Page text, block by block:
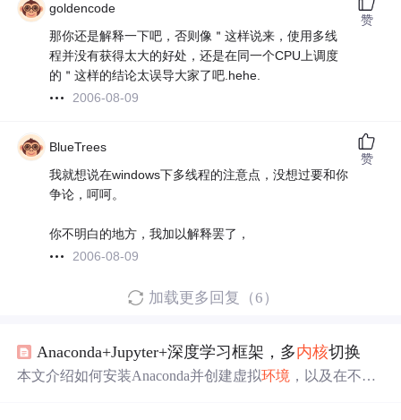
goldencode
那你还是解释一下吧，否则像＂这样说来，使用多线
程并没有获得太大的好处，还是在同一个CPU上调度
的＂这样的结论太误导大家了吧.hehe.
2006-08-09
赞
BlueTrees
我就想说在windows下多线程的注意点，没想过要和你
争论，呵呵。
你不明白的地方，我加以解释罢了，
2006-08-09
赞
加载更多回复（6）
Anaconda+Jupyter+深度学习框架，多内核切换
本文介绍如何安装Anaconda并创建虚拟环境 ，以及在不同